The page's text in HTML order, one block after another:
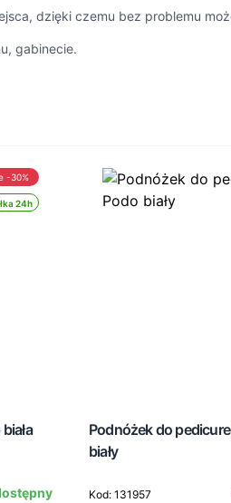
dzięki czemu bez problemu
gabinecie.
24h
-30%
Podnóżek do
biały
Kod: 131957